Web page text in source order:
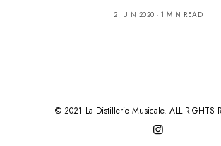
2 JUIN 2020 1 MIN READ
© 2021 La Distillerie Musicale. ALL RIGHTS